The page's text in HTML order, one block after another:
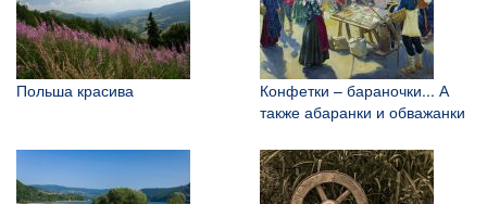
Польша красива
Конфетки – бараночки... А
также абаранки и обважанки